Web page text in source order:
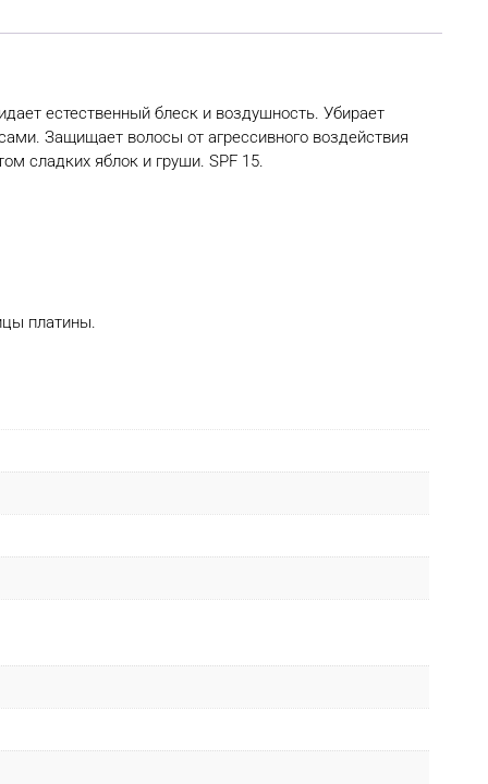
естественный блеск и воздушность. Убирает
Защищает волосы от агрессивного воздействия
сладких яблок и груши. SPF 15.
платины.